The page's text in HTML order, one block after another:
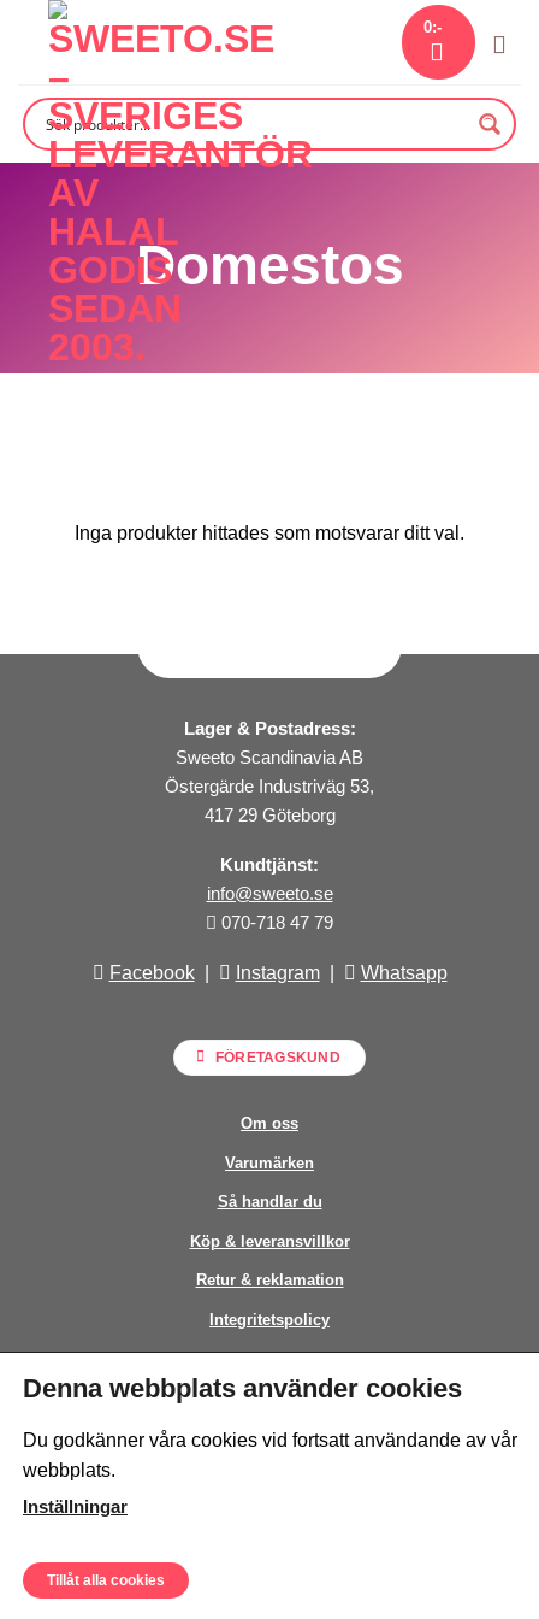
content
0:-
Domestos
Inga produkter hittades som motsvarar ditt val.
Lager & Postadress:
Sweeto Scandinavia AB
Östergärde Industriväg 53,
417 29 Göteborg
Kundtjänst:
info@sweeto.se
070-718 47 79
Facebook| Instagram| Whatsapp
FÖRETAGSKUND
Om oss
Varumärken
Så handlar du
Köp & leveransvillkor
Retur & reklamation
Integritetspolicy
Kontakt
This site is protected by reCAPTCHA and the GooglePrivacy Policyand
© Sweeto Scandinavia AB - All rights reserved.
Denna webbplats använder cookies
Du godkänner våra cookies vid fortsatt användande av vår
webbplats.
Inställningar
Tillåt alla cookies